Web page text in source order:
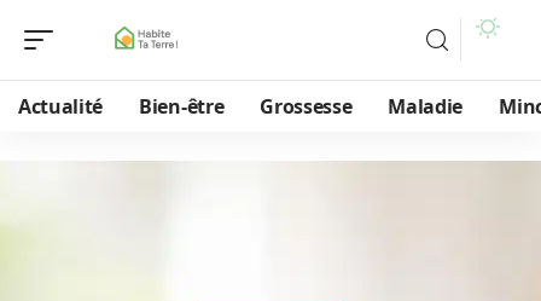
Actualité Bien-être Grossesse Maladie